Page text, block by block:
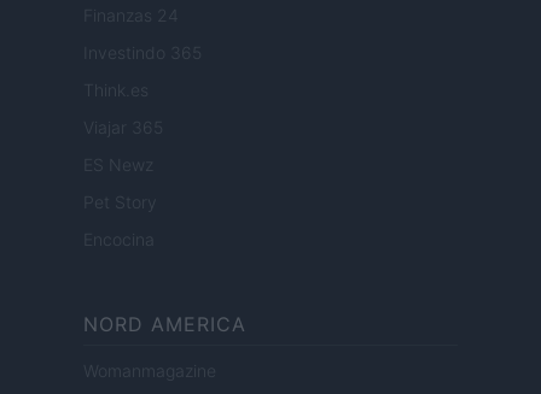
Finanzas 24
Investindo 365
Think.es
Viajar 365
ES Newz
Encocina
NORD AMERICA
Womanmagazine